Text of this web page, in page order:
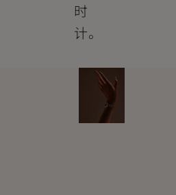
时
计。